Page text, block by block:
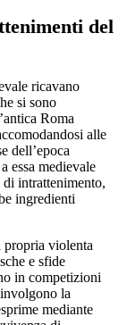
del
ricavano
si sono
Roma
alle
dell’epoca
essa medievale
intrattenimento,
ingredienti
propria violenta
e sfide
in competizioni
la
mediante